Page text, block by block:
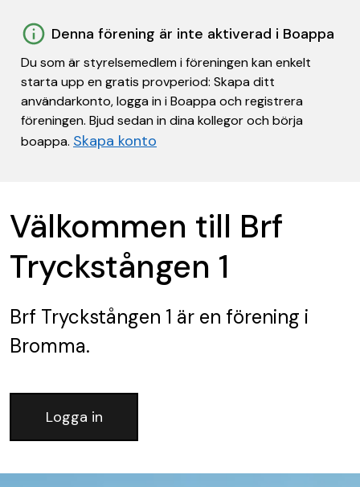
Denna förening är inte aktiverad i Boappa
Du som är styrelsemedlem i föreningen kan enkelt
starta upp en gratis provperiod: Skapa ditt
användarkonto, logga in i Boappa och registrera
föreningen. Bjud sedan in dina kollegor och börja
boappa. Skapa konto
Välkommen till Brf
Tryckstången 1
Brf Tryckstången 1 är en förening i
Bromma.
Logga in